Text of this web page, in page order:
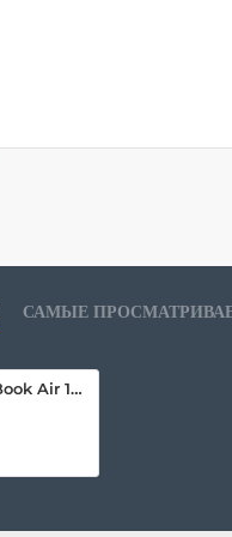
САМЫЕ
Ноутбук Apple MacBook Air 15" M4 16GB 256GB тёмная ночь